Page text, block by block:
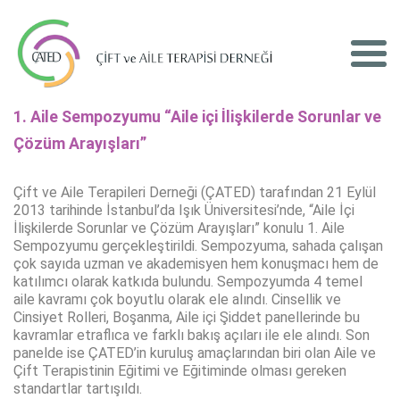
1. Aile Sempozyumu “Aile içi İlişkilerde Sorunlar ve
Çözüm Arayışları”
Çift ve Aile Terapileri Derneği (ÇATED) tarafından 21 Eylül
2013 tarihinde İstanbul’da Işık Üniversitesi’nde, “Aile İçi
İlişkilerde Sorunlar ve Çözüm Arayışları” konulu 1. Aile
Sempozyumu gerçekleştirildi. Sempozyuma, sahada çalışan
çok sayıda uzman ve akademisyen hem konuşmacı hem de
katılımcı olarak katkıda bulundu. Sempozyumda 4 temel
aile kavramı çok boyutlu olarak ele alındı. Cinsellik ve
Cinsiyet Rolleri, Boşanma, Aile içi Şiddet panellerinde bu
kavramlar etraflıca ve farklı bakış açıları ile ele alındı. Son
panelde ise ÇATED’in kuruluş amaçlarından biri olan Aile ve
Çift Terapistinin Eğitimi ve Eğitiminde olması gereken
standartlar tartışıldı.